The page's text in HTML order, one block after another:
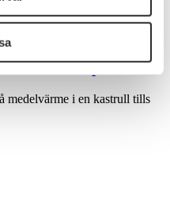
vår trafik. Vi
och annan
sociala medier och
vi samarbetar med.
med annan
eller som de har
och mascarpone
i en kastrull tills